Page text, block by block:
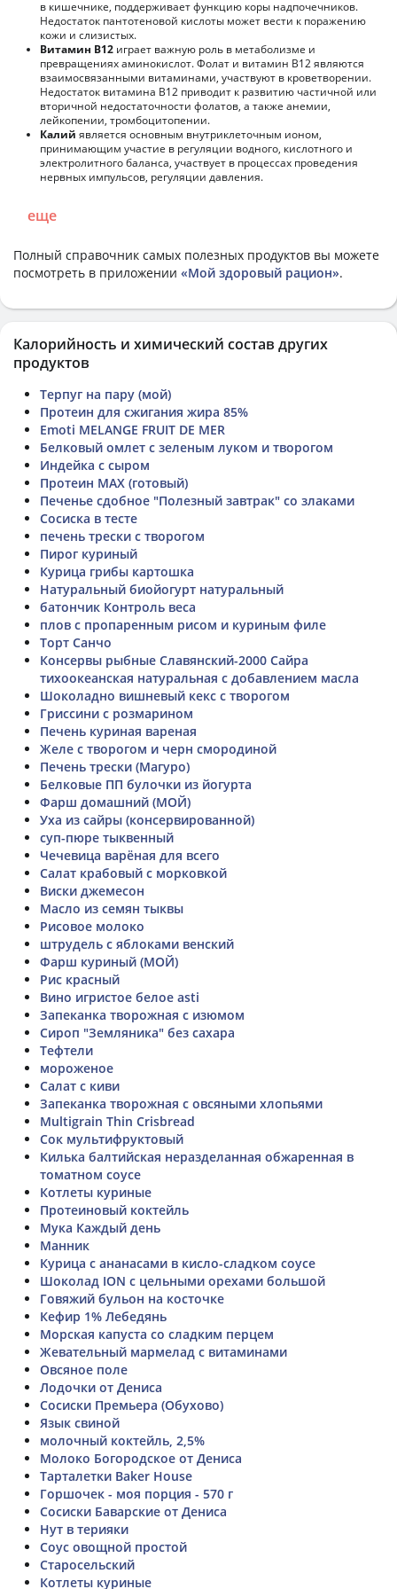
в кишечнике, поддерживает функцию коры надпочечников.
Недостаток пантотеновой кислоты может вести к поражению
кожи и слизистых.
Витамин В12 играет важную роль в метаболизме и
превращениях аминокислот. Фолат и витамин В12 являются
взаимосвязанными витаминами, участвуют в кроветворении.
Недостаток витамина В12 приводит к развитию частичной или
вторичной недостаточности фолатов, а также анемии,
лейкопении, тромбоцитопении.
Калий является основным внутриклеточным ионом,
принимающим участие в регуляции водного, кислотного и
электролитного баланса, участвует в процессах проведения
нервных импульсов, регуляции давления.
еще
Полный справочник самых полезных продуктов вы можете
посмотреть в приложении «Мой здоровый рацион».
Калорийность и химический состав других
продуктов
Терпуг на пару (мой)
Протеин для сжигания жира 85%
Emoti MELANGE FRUIT DE MER
Белковый омлет с зеленым луком и творогом
Индейка с сыром
Протеин MAX (готовый)
Печенье сдобное "Полезный завтрак" со злаками
Сосиска в тесте
печень трески с творогом
Пирог куриный
Курица грибы картошка
Натуральный биойогурт натуральный
батончик Контроль веса
плов с пропаренным рисом и куриным филе
Торт Санчо
Консервы рыбные Славянский-2000 Сайра
тихоокеанская натуральная с добавлением масла
Шоколадно вишневый кекс с творогом
Гриссини с розмарином
Печень куриная вареная
Желе с творогом и черн смородиной
Печень трески (Магуро)
Белковые ПП булочки из йогурта
Фарш домашний (МОЙ)
Уха из сайры (консервированной)
суп-пюре тыквенный
Чечевица варёная для всего
Салат крабовый с морковкой
Виски джемесон
Масло из семян тыквы
Рисовое молоко
штрудель с яблоками венский
Фарш куриный (МОЙ)
Рис красный
Вино игристое белое asti
Запеканка творожная с изюмом
Сироп "Земляника" без сахара
Тефтели
мороженое
Салат с киви
Запеканка творожная с овсяными хлопьями
Multigrain Thin Crisbread
Сок мультифруктовый
Килька балтийская неразделанная обжаренная в
томатном соусе
Котлеты куриные
Протеиновый коктейль
Мука Каждый день
Манник
Курица с ананасами в кисло-сладком соусе
Шоколад ION с цельными орехами большой
Говяжий бульон на косточке
Кефир 1% Лебедянь
Морская капуста со сладким перцем
Жевательный мармелад с витаминами
Овсяное поле
Лодочки от Дениса
Сосиски Премьера (Обухово)
Язык свиной
молочный коктейль, 2,5%
Молоко Богородское от Дениса
Тарталетки Baker House
Горшочек - моя порция - 570 г
Сосиски Баварские от Дениса
Нут в терияки
Соус овощной простой
Старосельский
Котлеты куриные